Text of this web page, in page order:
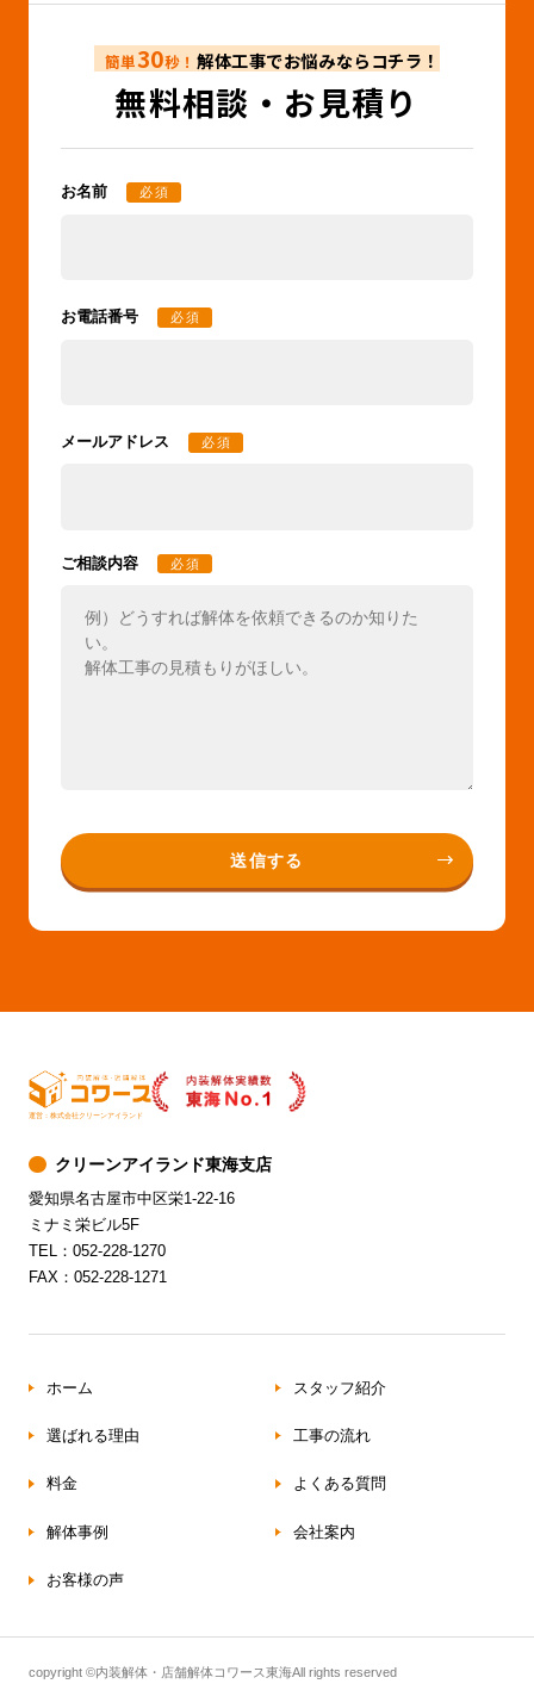
簡単30秒！解体工事でお悩みならコチラ！
無料相談・お見積り
お名前 必須
お電話番号 必須
メールアドレス 必須
ご相談内容 必須
運営：株式会社クリーンアイランド
クリーンアイランド東海支店
愛知県名古屋市中区栄1-22-16
ミナミ栄ビル5F
TEL：052-228-1270
FAX：052-228-1271
ホーム
選ばれる理由
料金
解体事例
お客様の声
スタッフ紹介
工事の流れ
よくある質問
会社案内
copyright ©内装解体・店舗解体コワース東海All rights reserved